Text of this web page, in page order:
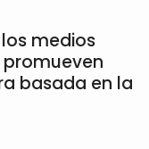
medios
basada en la